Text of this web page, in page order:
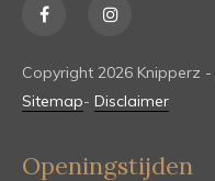
Copyright 2026 Knipperz -
Sitemap- Disclaimer
Openingstijden